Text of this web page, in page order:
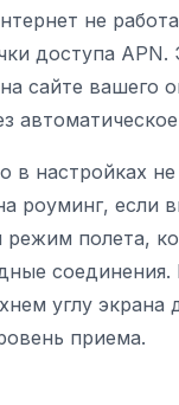
не
доступа
сайте вашего
в настройках
роуминг, если
режим полета,
углу экрана
приема.